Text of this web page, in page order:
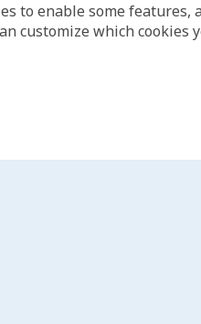
to enable some
customize which